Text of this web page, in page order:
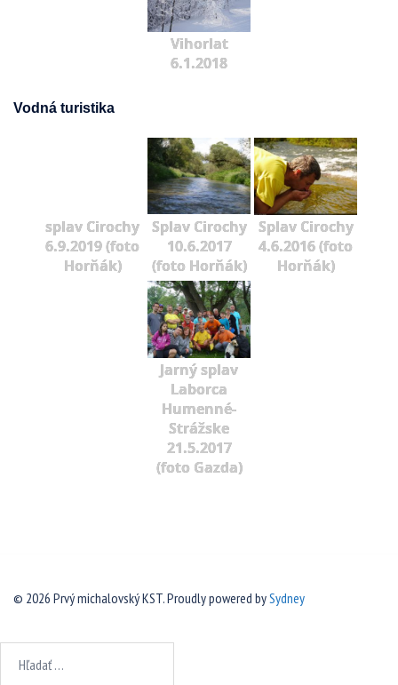
Vihorlat
6.1.2018
Vodná turistika
splav Cirochy
6.9.2019 (foto
Horňák)
Splav Cirochy
10.6.2017
(foto Horňák)
Splav Cirochy
4.6.2016 (foto
Horňák)
Jarný splav
Laborca
Humenné-
Strážske
21.5.2017
(foto Gazda)
© 2026 Prvý michalovský KST. Proudly powered bySydney